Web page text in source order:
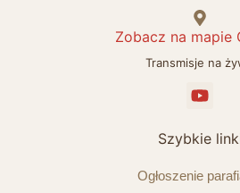
Szybkie
Ogłoszenie
Zobacz na mapie
Transmisje na